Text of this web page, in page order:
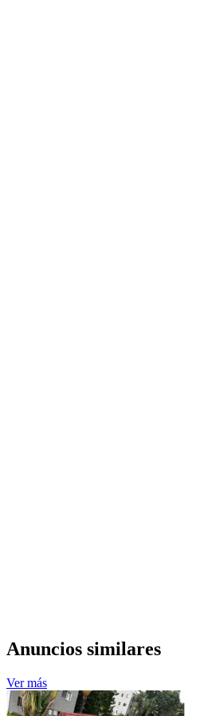
Anuncios similares
Ver más